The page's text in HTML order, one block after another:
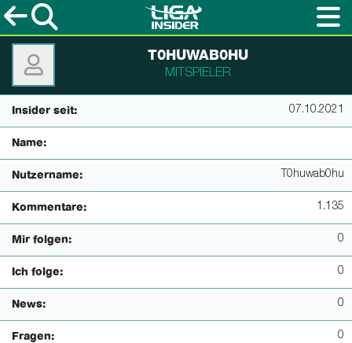
T0HUWAB0HU
MITSPIELER
Insider seit: 07.10.2021
Name:
Nutzername: T0huwab0hu
Kommentare: 1.135
Mir folgen: 0
Ich folge: 0
News: 0
Fragen: 0